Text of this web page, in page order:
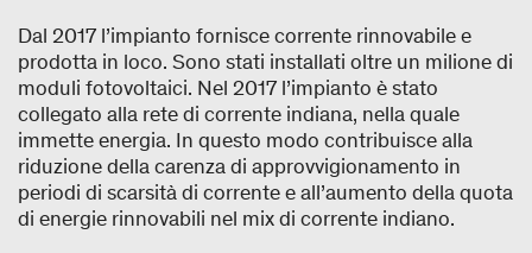
Dal 2017 l’impianto fornisce corrente rinnovabile e
prodotta in loco. Sono stati installati oltre un milione di
moduli fotovoltaici. Nel 2017 l’impianto è stato
collegato alla rete di corrente indiana, nella quale
immette energia. In questo modo contribuisce alla
riduzione della carenza di approvvigionamento in
periodi di scarsità di corrente e all’aumento della quota
di energie rinnovabili nel mix di corrente indiano.